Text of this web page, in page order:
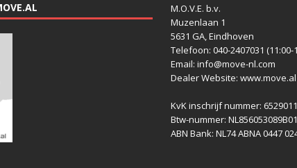
M.O.V.E. b.v.
Muzenlaan 1
5631 GA, Eindhoven
Telefoon: 040-2407031 (11:00-
Email: info@move-nl.com
Dealer Website: www.move.al
KvK inschrijf nummer:
Btw-nummer: NL856053089B01
ABN Bank: NL74 ABNA 0447